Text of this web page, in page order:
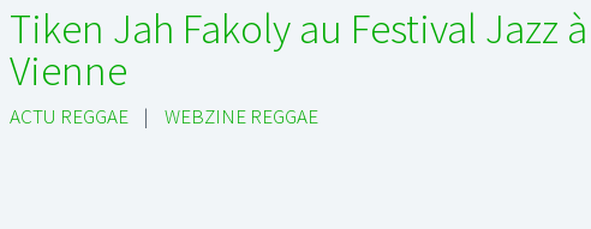
Tiken Jah Fakoly au Festival Jazz à
Vienne
ACTU REGGAE | WEBZINE REGGAE